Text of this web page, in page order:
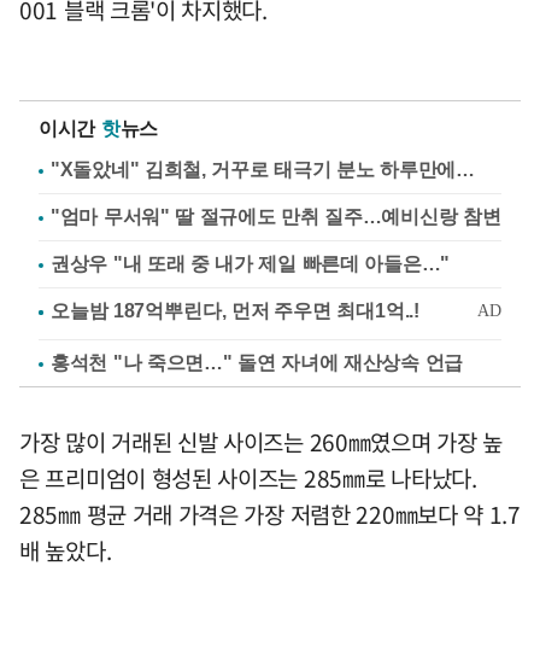
001 블랙 크롬'이 차지했다.
이시간 핫뉴스
"X돌았네" 김희철, 거꾸로 태극기 분노 하루만에…
"엄마 무서워" 딸 절규에도 만취 질주…예비신랑 참변
권상우 "내 또래 중 내가 제일 빠른데 아들은…"
홍석천 "나 죽으면…" 돌연 자녀에 재산상속 언급
가장 많이 거래된 신발 사이즈는 260㎜였으며 가장 높
은 프리미엄이 형성된 사이즈는 285㎜로 나타났다.
285㎜ 평균 거래 가격은 가장 저렴한 220㎜보다 약 1.7
배 높았다.